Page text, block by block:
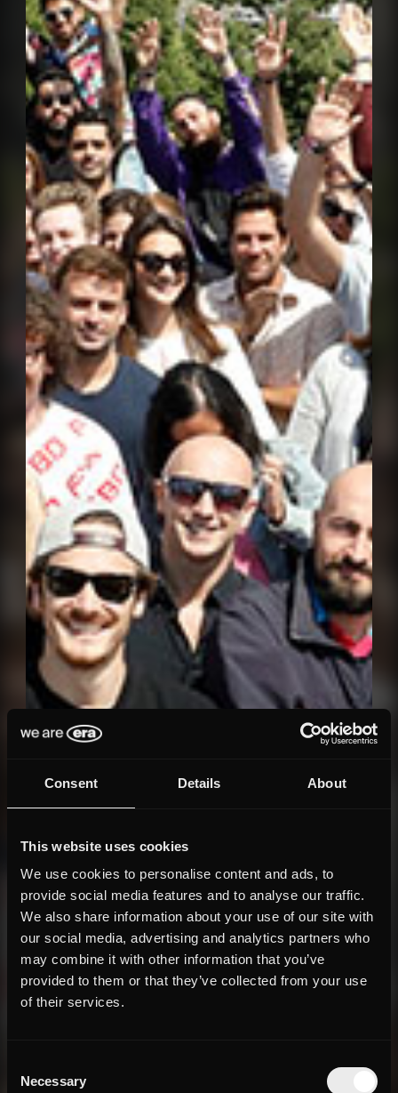
Consent Details About
This website uses cookies
We use cookies to personalise content and ads, to
provide social media features and to analyse our traffic.
We also share information about your use of our site with
our social media, advertising and analytics partners who
may combine it with other information that you’ve
provided to them or that they’ve collected from your use
of their services.
Selection
Necessary